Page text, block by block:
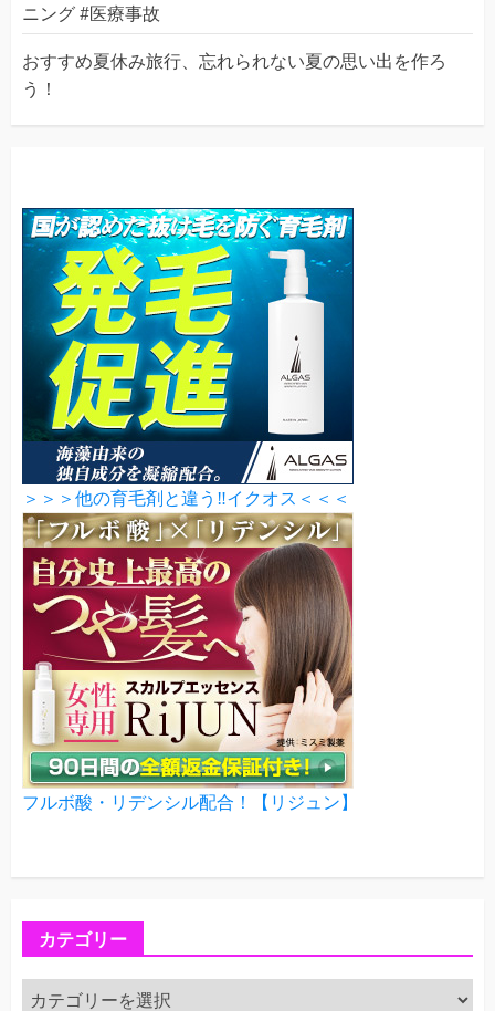
ニング #医療事故
おすすめ夏休み旅行、忘れられない夏の思い出を作ろ
う！
＞＞＞他の育毛剤と違う‼イクオス＜＜＜
フルボ酸・リデンシル配合！【リジュン】
カテゴリー
カ